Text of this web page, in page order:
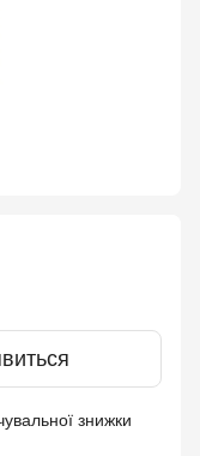
знижки